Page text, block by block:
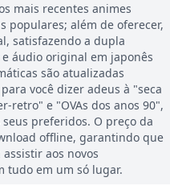
mais recentes animes
populares; além de oferecer,
satisfazendo a dupla
áudio original em japonês
são atualizadas
você dizer adeus à "seca
retro" e "OVAs dos anos 90",
preferidos. O preço da
offline, garantindo que
aos novos
tudo em um só lugar.